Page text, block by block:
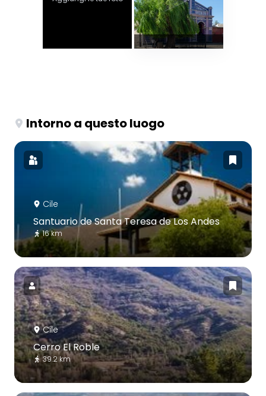
Intorno a questo luogo
Cile
Santuario de Santa Teresa de Los Andes
16 km
Cile
Cerro El Roble
39.2 km